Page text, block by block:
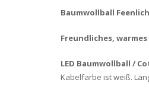
Baumwollball
Freundliches,
LED Baumwollball /
Kabelfarbe ist weiß.